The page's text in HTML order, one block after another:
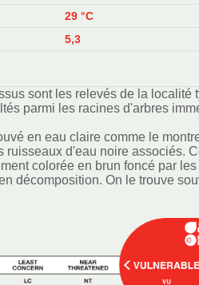
29 °C
5,3
sont les relevés de la
parmi les racines d'arbres
en eau claire comme le
ruisseaux d'eau noire associés.
colorée en brun foncé par
décomposition. On le trouve